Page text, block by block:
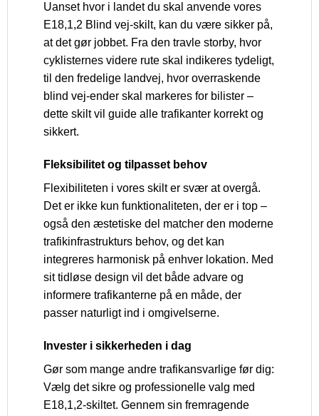
Uanset hvor i landet du skal anvende vores
E18,1,2 Blind vej-skilt, kan du være sikker på,
at det gør jobbet. Fra den travle storby, hvor
cyklisternes videre rute skal indikeres tydeligt,
til den fredelige landvej, hvor overraskende
blind vej-ender skal markeres for bilister –
dette skilt vil guide alle trafikanter korrekt og
sikkert.
Fleksibilitet og tilpasset behov
Flexibiliteten i vores skilt er svær at overgå.
Det er ikke kun funktionaliteten, der er i top –
også den æstetiske del matcher den moderne
trafikinfrastrukturs behov, og det kan
integreres harmonisk på enhver lokation. Med
sit tidløse design vil det både advare og
informere trafikanterne på en måde, der
passer naturligt ind i omgivelserne.
Invester i sikkerheden i dag
Gør som mange andre trafikansvarlige før dig:
Vælg det sikre og professionelle valg med
E18,1,2-skiltet. Gennem sin fremragende